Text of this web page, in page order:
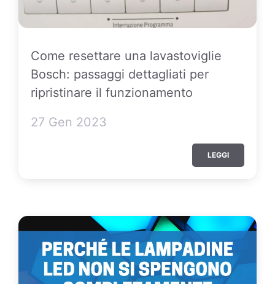
Come resettare una lavastoviglie
Bosch: passaggi dettagliati per
ripristinare il funzionamento
27 Gen 2023
LEGGI